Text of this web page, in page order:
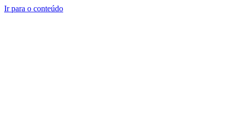
Ir para o conteúdo